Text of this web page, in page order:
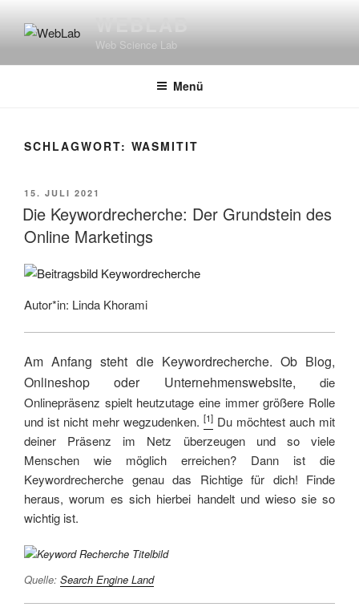
Inhalt
WEBLAB
Web Science Lab
Menü
SCHLAGWORT: WASMITIT
VERÖFFENTLICHT
AM
15. JULI 2021
Die Keywordrecherche: Der Grundstein des
Online Marketings
Autor*in: Linda Khorami
Am Anfang steht die Keywordrecherche. Ob Blog,
Onlineshop oder Unternehmenswebsite, die
Onlinepräsenz spielt heutzutage eine immer größere Rolle
und ist nicht mehr wegzudenken. [1] Du möchtest auch mit
deiner Präsenz im Netz überzeugen und so viele
Menschen wie möglich erreichen? Dann ist die
Keywordrecherche genau das Richtige für dich! Finde
heraus, worum es sich hierbei handelt und wieso sie so
wichtig ist.
Quelle: Search Engine Land